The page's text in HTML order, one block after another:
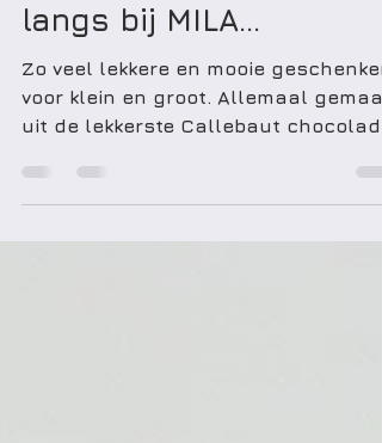
DE Paashaas kwam
langs bij MILA...
Zo veel lekkere en mooie geschenken
voor klein en groot. Allemaal